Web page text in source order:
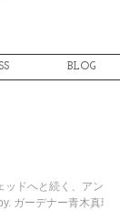
BLOG
ドへと続く、アンティ
ガーデナー青木真理子